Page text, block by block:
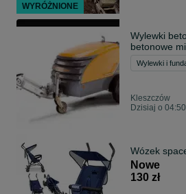
Wylewki
betonowe
Wylewki i
Kleszczów
Dzisiaj o 04:50
Wózek
Nowe
130 zł
WYRÓŻNIONE